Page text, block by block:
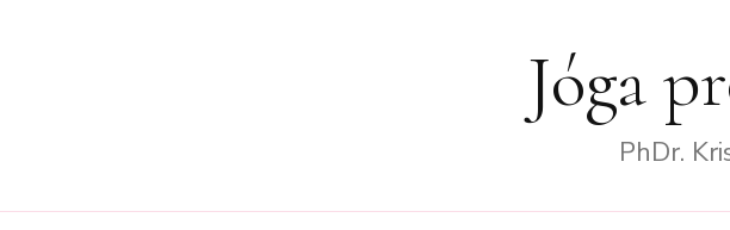
Jóga
PhDr.